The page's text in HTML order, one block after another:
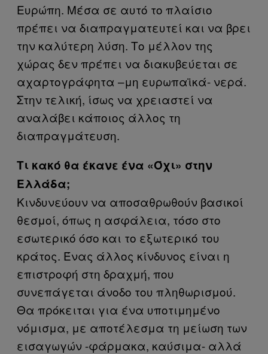
Ευρώπη. Μέσα σε αυτό το πλαίσιο
πρέπει να διαπραγματευτεί και να βρει
την καλύτερη λύση. Το μέλλον της
χώρας δεν πρέπει να διακυβεύεται σε
αχαρτογράφητα –μη ευρωπαϊκά- νερά.
Στην τελική, ίσως να χρειαστεί να
αναλάβει κάποιος άλλος τη
διαπραγμάτευση.
Τι κακό θα έκανε ένα «Όχι» στην
Ελλάδα;
Κινδυνεύουν να αποσαθρωθούν βασικοί
θεσμοί, όπως η ασφάλεια, τόσο στο
εσωτερικό όσο και το εξωτερικό του
κράτος. Ένας άλλος κίνδυνος είναι η
επιστροφή στη δραχμή, που
συνεπάγεται άνοδο του πληθωρισμού.
Θα πρόκειται για ένα υποτιμημένο
νόμισμα, με αποτέλεσμα τη μείωση των
εισαγωγών -φάρμακα, καύσιμα- αλλά